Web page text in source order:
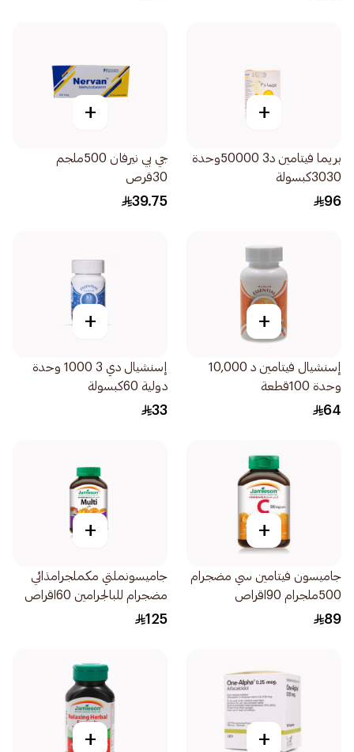
+
بريما فيتامين د3 50000وحدة
3030كبسولة
96
+
جي بي نيرفان 500ملجم
30قرص
39.75
+
إسنشيال فيتامين د 10,000
وحدة 100قطعة
64
+
إسنشيال دي 3 1000 وحدة
دولية 60كبسولة
33
+
جاميسون فيتامين سي مضجرام
500ملجرام 90اقراص
89
+
جاميسونملتي مكملجرامذائي
مضجرام للبالجرامين 60اقراص
125
+
+